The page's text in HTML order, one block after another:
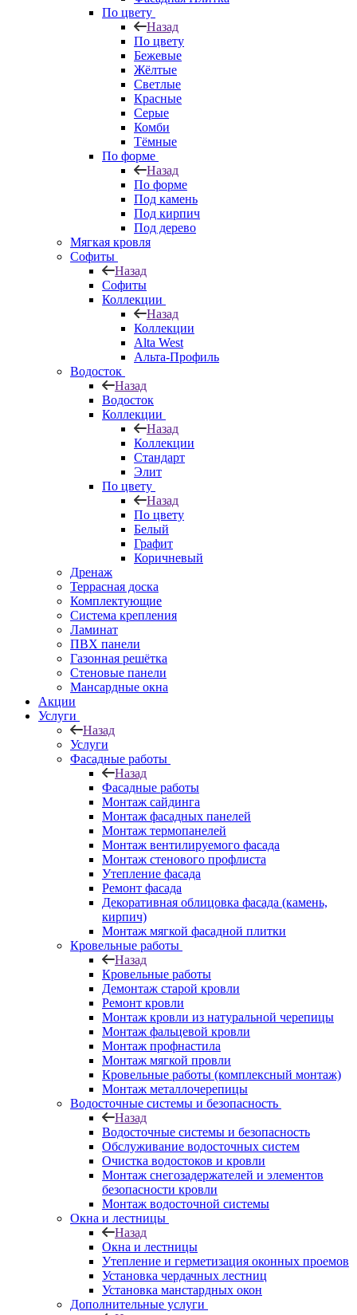
По цвету
Назад
По цвету
Бежевые
Жёлтые
Светлые
Красные
Серые
Комби
Тёмные
По форме
Назад
По форме
Под камень
Под кирпич
Под дерево
Мягкая кровля
Софиты
Назад
Софиты
Коллекции
Назад
Коллекции
Alta West
Альта-Профиль
Водосток
Назад
Водосток
Коллекции
Назад
Коллекции
Стандарт
Элит
По цвету
Назад
По цвету
Белый
Графит
Коричневый
Дренаж
Террасная доска
Комплектующие
Система крепления
Ламинат
ПВХ панели
Газонная решётка
Стеновые панели
Мансардные окна
Акции
Услуги
Назад
Услуги
Фасадные работы
Назад
Фасадные работы
Монтаж сайдинга
Монтаж фасадных панелей
Монтаж термопанелей
Монтаж вентилируемого фасада
Монтаж стенового профлиста
Утепление фасада
Ремонт фасада
Декоративная облицовка фасада (камень,
кирпич)
Монтаж мягкой фасадной плитки
Кровельные работы
Назад
Кровельные работы
Демонтаж старой кровли
Ремонт кровли
Монтаж кровли из натуральной черепицы
Монтаж фальцевой кровли
Монтаж профнастила
Монтаж мягкой провли
Кровельные работы (комплексный монтаж)
Монтаж металлочерепицы
Водосточные системы и безопасность
Назад
Водосточные системы и безопасность
Обслуживание водосточных систем
Очистка водостоков и кровли
Монтаж снегозадержателей и элементов
безопасности кровли
Монтаж водосточной системы
Окна и лестницы
Назад
Окна и лестницы
Утепление и герметизация оконных проемов
Установка чердачных лестниц
Установка манстардных окон
Дополнительные услуги